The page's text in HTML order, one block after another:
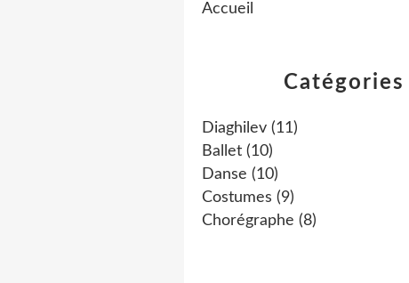
Catégories
Diaghilev (11)
Ballet (10)
Danse (10)
Costumes (9)
Chorégraphe (8)
Accueil